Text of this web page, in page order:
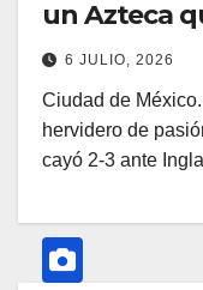
un Azteca
6 JULIO, 2026
Ciudad de
hervidero de
cayó 2-3 ante